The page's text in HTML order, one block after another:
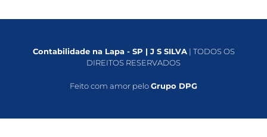
Contabilidade na Lapa - SP | J S SILVA| TODOS OS
DIREITOS RESERVADOS
Feito com amor peloGrupo DPG